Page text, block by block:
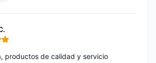
5
productos de calidad y servicio